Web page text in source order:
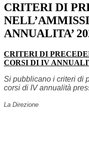
CRITERI DI
ANNUALITA’
CRITERI DI
CORSI DI IV
Si pubblicano i criteri di
corsi di IV annualità
La Direzione